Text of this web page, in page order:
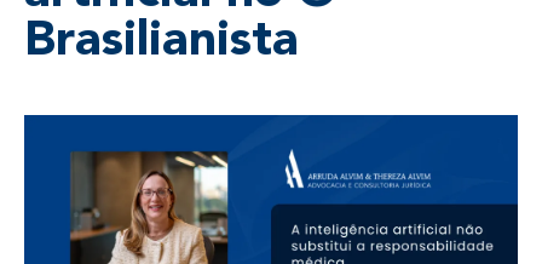
Brasilianista